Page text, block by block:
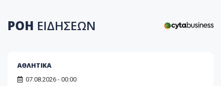
ΡΟΗ ΕΙΔΗΣΕΩΝ
ΑΘΛΗΤΙΚΑ
07.08.2026 - 00:00